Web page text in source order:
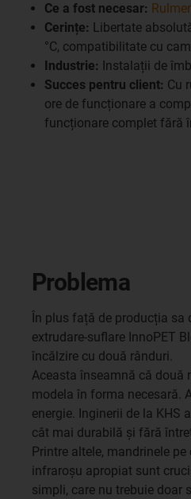
Ce a fost necesar:
Cerințe: Libertate
°C, compatibilitate cu
Industrie: Instalații de
Succes pentru client: Cu
ore de funcționare a
funcționare complet fără
Problema
În plus față de producția sa
extrudare-suflare InnoPET
încălzire cu două rânduri.
Aceasta înseamnă că două
modela în forma necesară.
energie. Inginerii de la KHS
cât mai durabilă și fără
Printre altele, mandrinele
infraroșu apropiat sunt
simpli, care nu trebuie doar